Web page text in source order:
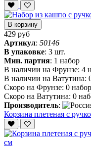
В корзину
429 руб
Артикул: 50146
В упаковке: 3 шт.
Мин. партия: 1 набор
В наличии на Фрунзе: 4
В наличии на Ватутина:
Скоро на Фрунзе: 0 набор
Скоро на Ватутина: 0
Производитель:
Корзина плетеная с